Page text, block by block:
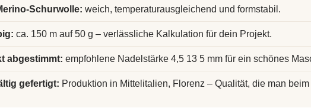
Schurwolle: weich, temperaturausgleichend und formstabil.
ca. 150 m auf 50 g – verlässliche Kalkulation für dein Projekt.
abgestimmt: empfohlene Nadelstärke 4,5 13 5 mm für ein schönes
gefertigt: Produktion in Mittelitalien, Florenz – Qualität, die man